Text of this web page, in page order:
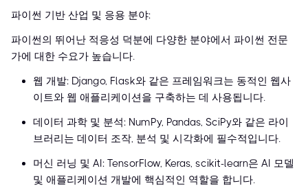
파이썬 기반 산업 및 응용 분야:
파이썬의 뛰어난 적응성 덕분에 다양한 분야에서 파이썬 전문
가에 대한 수요가 높습니다.
웹 개발: Django, Flask와 같은 프레임워크는 동적인 웹사
이트와 웹 애플리케이션을 구축하는 데 사용됩니다.
데이터 과학 및 분석: NumPy, Pandas, SciPy와 같은 라이
브러리는 데이터 조작, 분석 및 시각화에 필수적입니다.
머신 러닝 및 AI: TensorFlow, Keras, scikit-learn은 AI 모델
및 애플리케이션 개발에 핵심적인 역할을 합니다.